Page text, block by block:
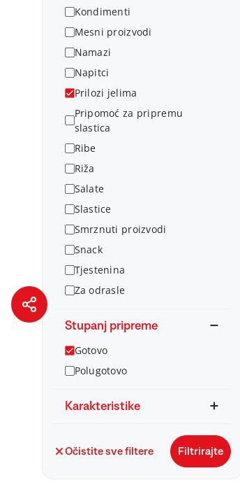
Kondimenti
Mesni proizvodi
Namazi
Napitci
Prilozi jelima
Pripomoć za pripremu
slastica
Ribe
Riža
Salate
Slastice
Smrznuti proizvodi
Snack
Tjestenina
Za odrasle
Stupanj pripreme
Gotovo
Polugotovo
Karakteristike
Očistite sve filtere Filtrirajte